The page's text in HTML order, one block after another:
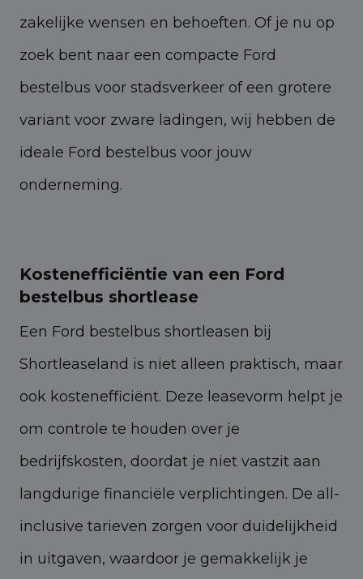
zakelijke wensen en behoeften. Of je nu op
zoek bent naar een compacte Ford
bestelbus voor stadsverkeer of een grotere
variant voor zware ladingen, wij hebben de
ideale Ford bestelbus voor jouw
onderneming.
Kostenefficiëntie van een Ford
bestelbus shortlease
Een Ford bestelbus shortleasen bij
Shortleaseland is niet alleen praktisch, maar
ook kostenefficiënt. Deze leasevorm helpt je
om controle te houden over je
bedrijfskosten, doordat je niet vastzit aan
langdurige financiële verplichtingen. De all-
inclusive tarieven zorgen voor duidelijkheid
in uitgaven, waardoor je gemakkelijk je